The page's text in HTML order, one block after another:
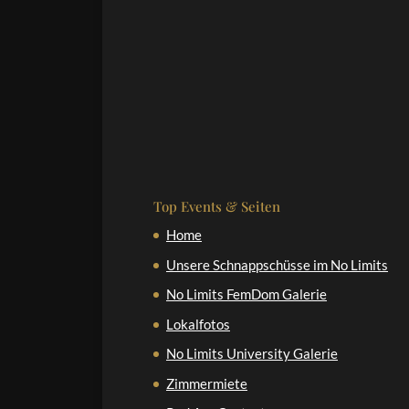
Top Events & Seiten
Home
Unsere Schnappschüsse im No Limits
No Limits FemDom Galerie
Lokalfotos
No Limits University Galerie
Zimmermiete